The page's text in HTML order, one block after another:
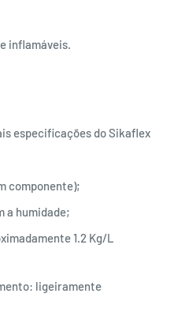
inflamáveis.
especificações do Sikaflex
componente);
a humidade;
1.2 Kg/L
ligeiramente